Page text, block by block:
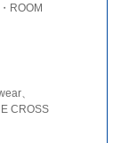
ROOM
、
CROSS